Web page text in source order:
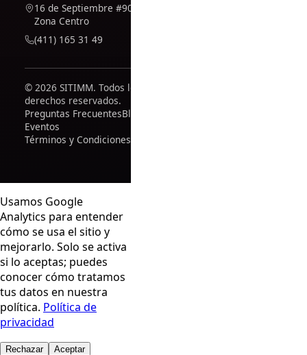
16 de Septiembre #909,
Zona Centro
(411) 165 31 49
© 2026 SITIMM. Todos los
derechos reservados.
Preguntas FrecuentesBlog
Eventos
Términos y Condiciones
Usamos Google
Analytics para entender
cómo se usa el sitio y
mejorarlo. Solo se activa
si lo aceptas; puedes
conocer cómo tratamos
tus datos en nuestra
política. Política de
privacidad
Rechazar Aceptar